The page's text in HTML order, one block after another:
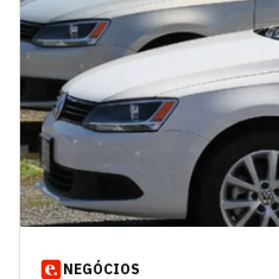
NEGÓCIOS